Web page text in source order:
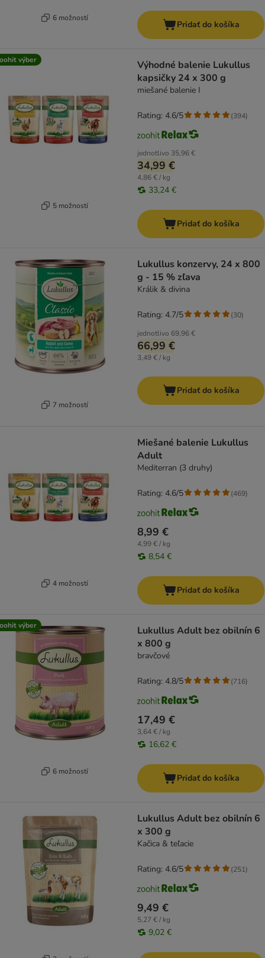
6 možností
Pridať do košíka
výber
5 možností
Výhodné balenie Lukullus
kapsičky 24 x 300 g
miešané balenie I
jednotlivo 35,96 €
34,99 €
4,86 € / kg
33,24 €
Rating: 4.6/5 (394)
Pridať do košíka
7 možností
Lukullus konzervy, 24 x 800
g - 15 % zľava
Králik & divina
jednotlivo 69,96 €
66,99 €
3,49 € / kg
Rating: 4.7/5 (30)
Pridať do košíka
4 možností
Miešané balenie Lukullus
Adult
Mediterran (3 druhy)
8,99 €
4,99 € / kg
8,54 €
Rating: 4.6/5 (469)
Pridať do košíka
výber
6 možností
Lukullus Adult bez obilnín 6
x 800 g
bravčové
17,49 €
3,64 € / kg
16,62 €
Rating: 4.8/5 (716)
Pridať do košíka
Lukullus Adult bez obilnín 6
x 300 g
Kačica & teľacie
9,49 €
5,27 € / kg
9,02 €
Rating: 4.6/5 (251)